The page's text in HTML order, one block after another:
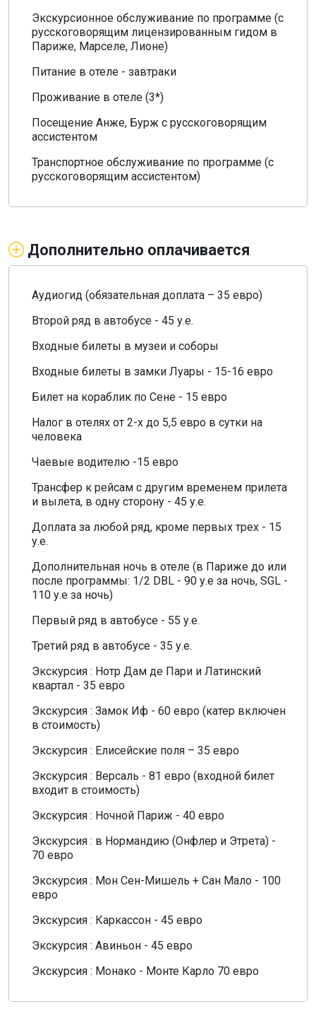
Экскурсионное обслуживание по программе (с
русскоговорящим лицензированным гидом в
Париже, Марселе, Лионе)
Питание в отеле - завтраки
Проживание в отеле (3*)
Посещение Анже, Бурж с русскоговорящим
ассистентом
Транспортное обслуживание по программе (с
русскоговорящим ассистентом)
Дополнительно оплачивается
Аудиогид (обязательная доплата – 35 евро)
Второй ряд в автобусе - 45 у.е.
Входные билеты в музеи и соборы
Входные билеты в замки Луары - 15-16 евро
Билет на кораблик по Сене - 15 евро
Налог в отелях от 2-х до 5,5 евро в сутки на
человека
Чаевые водителю -15 евро
Трансфер к рейсам с другим временем прилета
и вылета, в одну сторону - 45 у.е.
Доплата за любой ряд, кроме первых трех - 15
у.е.
Дополнительная ночь в отеле (в Париже до или
после программы: 1/2 DBL - 90 у.е за ночь, SGL -
110 у.е за ночь)
Первый ряд в автобусе - 55 у.е.
Третий ряд в автобусе - 35 у.е.
Экскурсия : Нотр Дам де Пари и Латинский
квартал - 35 евро
Экскурсия : Замок Иф - 60 евро (катер включен
в стоимость)
Экскурсия : Елисейские поля – 35 евро
Экскурсия : Версаль - 81 евро (входной билет
входит в стоимость)
Экскурсия : Ночной Париж - 40 евро
Экскурсия : в Нормандию (Онфлер и Этрета) -
70 евро
Экскурсия : Мон Сен-Мишель + Сан Мало - 100
евро
Экскурсия : Каркассон - 45 евро
Экскурсия : Авиньон - 45 евро
Экскурсия : Монако - Монте Карло 70 евро